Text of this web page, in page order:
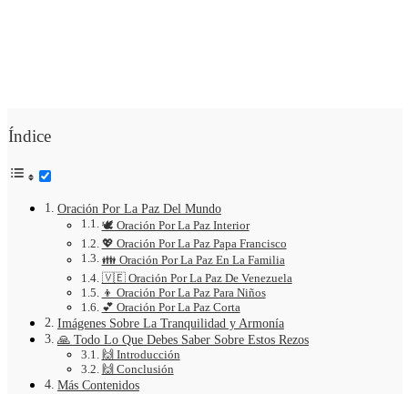
Índice
Oración Por La Paz Del Mundo
🕊 Oración Por La Paz Interior
💖 Oración Por La Paz Papa Francisco
👪 Oración Por La Paz En La Familia
🇻🇪 Oración Por La Paz De Venezuela
👦 Oración Por La Paz Para Niños
💕 Oración Por La Paz Corta
Imágenes Sobre La Tranquilidad y Armonía
🙏 Todo Lo Que Debes Saber Sobre Estos Rezos
🙌 Introducción
🙌 Conclusión
Más Contenidos